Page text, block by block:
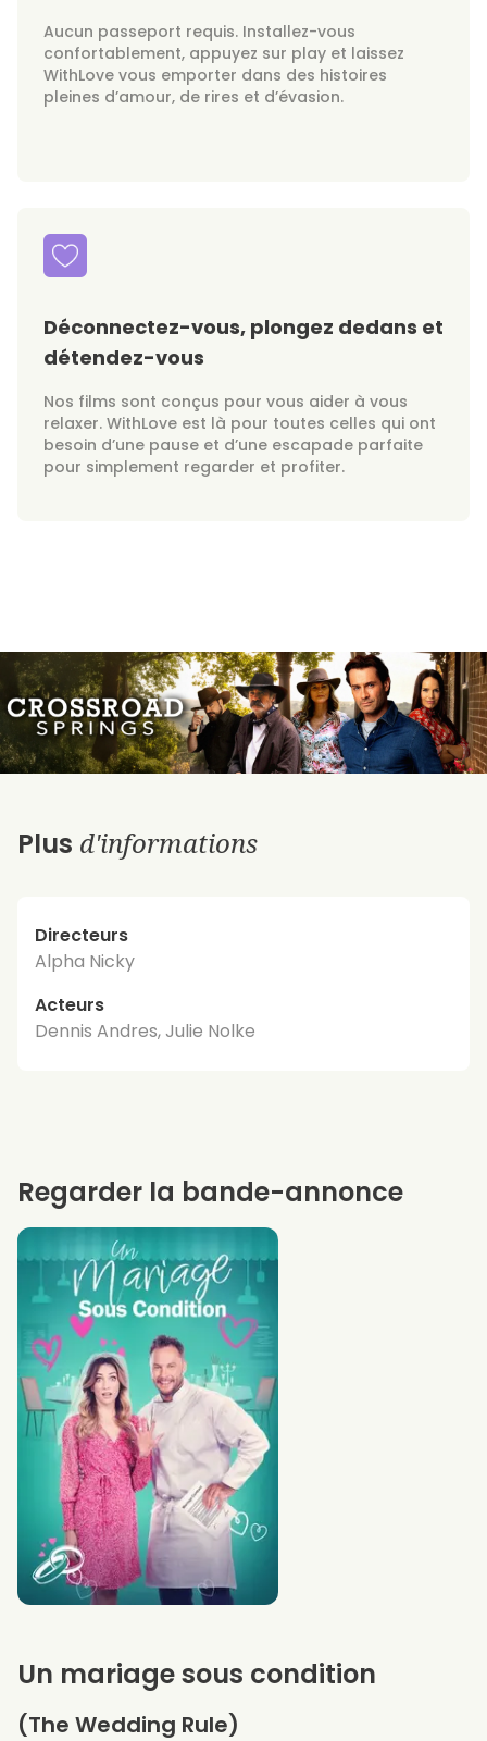
Aucun passeport requis. Installez-vous
confortablement, appuyez sur play et laissez
WithLove vous emporter dans des histoires
pleines d’amour, de rires et d’évasion.
Déconnectez-vous, plongez dedans et
détendez-vous
Nos films sont conçus pour vous aider à vous
relaxer. WithLove est là pour toutes celles qui ont
besoin d’une pause et d’une escapade parfaite
pour simplement regarder et profiter.
Plus d'informations
Directeurs
Alpha Nicky
Acteurs
Dennis Andres, Julie Nolke
Un mariage sous condition
(The Wedding Rule)
Regarder la bande-annonce